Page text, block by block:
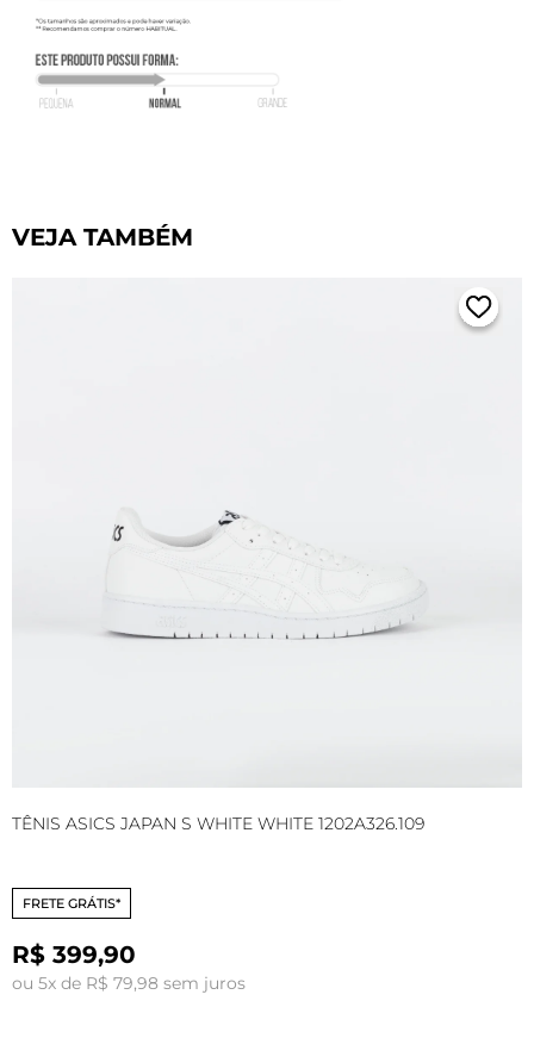
VEJA TAMBÉM
TÊNIS ASICS JAPAN S WHITE WHITE 1202A326.109
FRETE GRÁTIS*
R$ 399,90
ou 5x de R$ 79,98 sem juros